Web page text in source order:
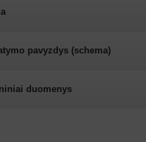
pavyzdys (schema)
duomenys